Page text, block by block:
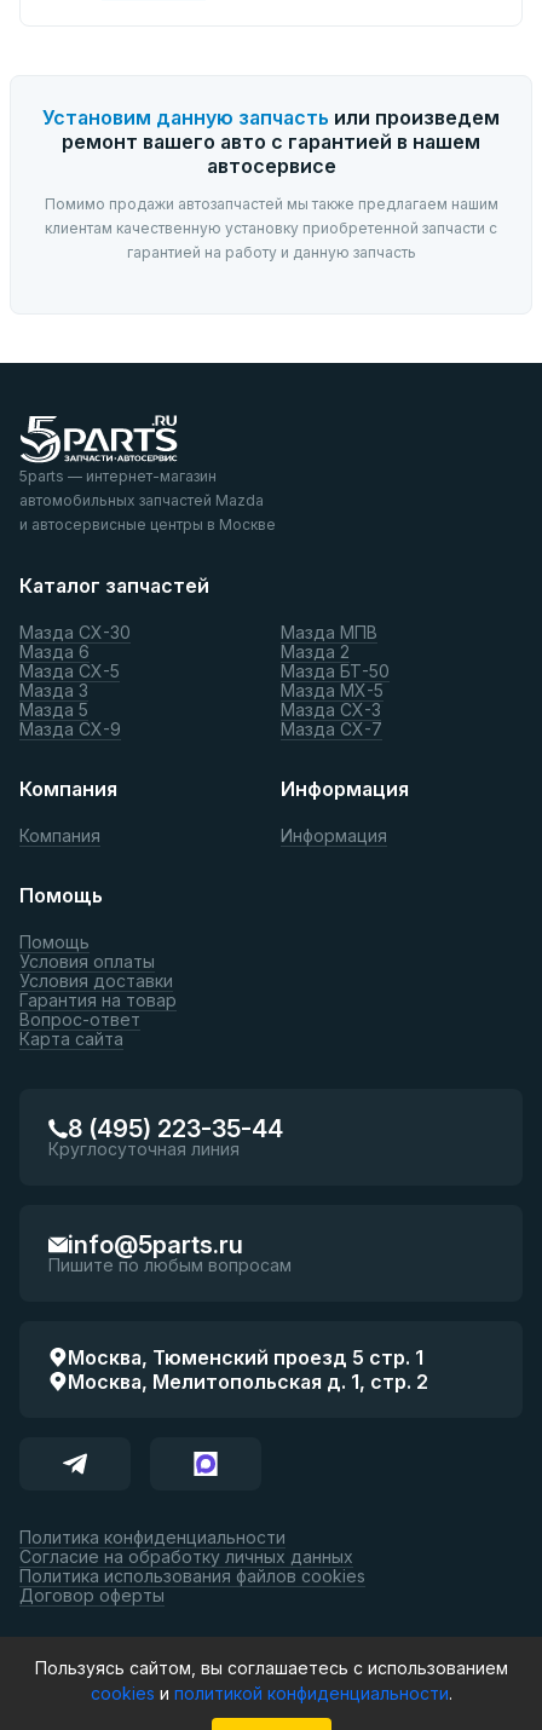
Установим данную запчасть или произведем
ремонт вашего авто с гарантией в нашем
автосервисе
Помимо продажи автозапчастей мы также предлагаем нашим
клиентам качественную установку приобретенной запчасти с
гарантией на работу и данную запчасть
5parts — интернет-магазин
автомобильных запчастей Mazda
и автосервисные центры в Москве
Каталог запчастей
Мазда СХ-30
Мазда 6
Мазда СХ-5
Мазда 3
Мазда 5
Мазда СХ-9
Мазда МПВ
Мазда 2
Мазда БТ-50
Мазда МХ-5
Мазда СХ-3
Мазда СХ-7
Компания
Компания
Информация
Информация
Помощь
Помощь
Условия оплаты
Условия доставки
Гарантия на товар
Вопрос-ответ
Карта сайта
8 (495) 223-35-44
Круглосуточная линия
info@5parts.ru
Пишите по любым вопросам
Москва, Тюменский проезд 5 стр. 1
Москва, Мелитопольская д. 1, стр. 2
Политика конфиденциальности
Согласие на обработку личных данных
Политика использования файлов cookies
Договор оферты
Принимаем к оплате:
© 5parts, 2026. Все права защищены.
Пользуясь сайтом, вы соглашаетесь с использованием
cookies и политикой конфиденциальности.